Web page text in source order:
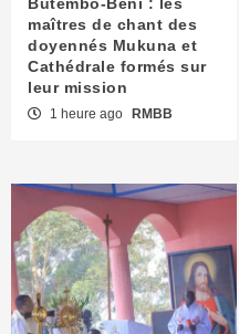
maîtres de chant des
doyennés Mukuna et
Cathédrale formés sur
leur mission
1 heure ago RMBB